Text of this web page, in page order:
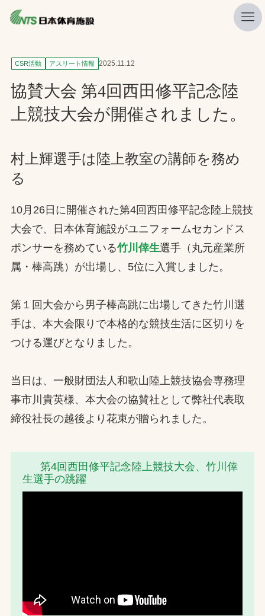
私たちの強み
ニュース
プレスリリース
製品・サービス一覧
施工・管理実績一覧
採用情報
検索
お取引先の皆様へ
プライバシーポリシー
文字の見えづらさや操作にお困りの方へ
CSR活動 アスリート情報 2025.11.12
協賛大会 第4回西田修平記念陸
上競技大会が開催されました。
村上輝選手は陸上教室の講師を務め
る
10月26日に開催された第4回西田修平記念陸上競技
大会で、日本体育施設がユニフォームセカンドス
ポンサーを務めている竹川倖生選手（丸元産業所
属・棒高跳）が出場し、5位に入賞しました。
第１回大会から男子棒高跳に出場してきた竹川選
手は、本大会限りで本格的な競技生活に区切りを
つける運びとなりました。
当日は、一般財団法人和歌山陸上競技協会専務理
事市川貴英様、本大会の協賛社として弊社代表取
締役社長の越後より花束が贈られました。
第4回西田修平記念陸上競技大会、竹川倖
生選手の跳躍